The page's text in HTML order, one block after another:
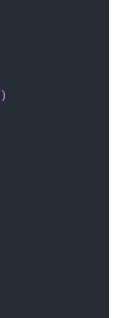
)